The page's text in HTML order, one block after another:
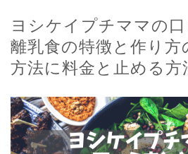
ヨシケイプチママの口
離乳食の特徴と作り方
方法に料金と止める方